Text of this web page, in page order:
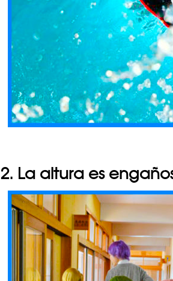
2. La altura es